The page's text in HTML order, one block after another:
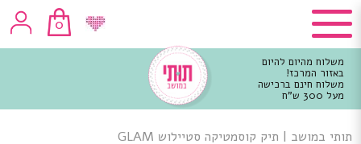
0
משלוח מהיום להיום
באזור המרכז!
משלוח חינם ברכישה
מעל 300 ש"ח
מרכזי
תותי במושב | תיק קוסמטיקה סטיילוש GLAM